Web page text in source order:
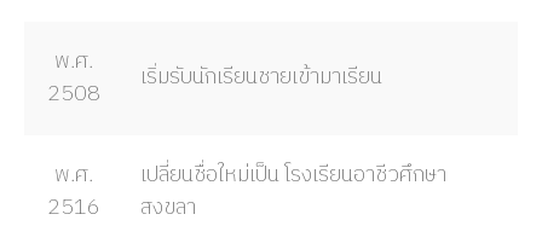
พ.ศ.
2508
เริ่มรับนักเรียนชายเข้ามาเรียน
พ.ศ.
2516
เปลี่ยนชื่อใหม่เป็น โรงเรียนอาชีวศึกษา
สงขลา